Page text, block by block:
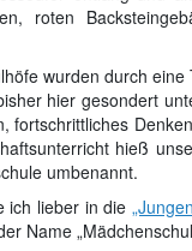
roten
wurden durch
hier gesondert
fortschrittliches
hieß
umbenannt.
ich lieber in die
Name